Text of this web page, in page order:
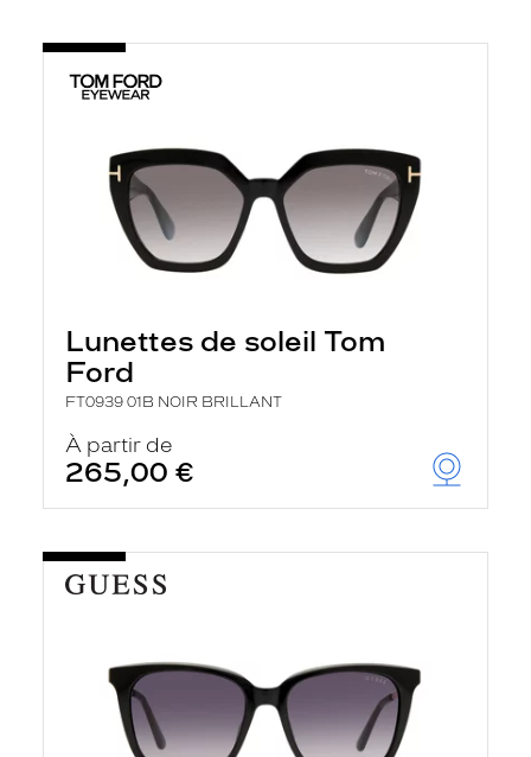
Lunettes de soleil Tom
Ford
FT0939 01B NOIR BRILLANT
À partir de
265,00 €